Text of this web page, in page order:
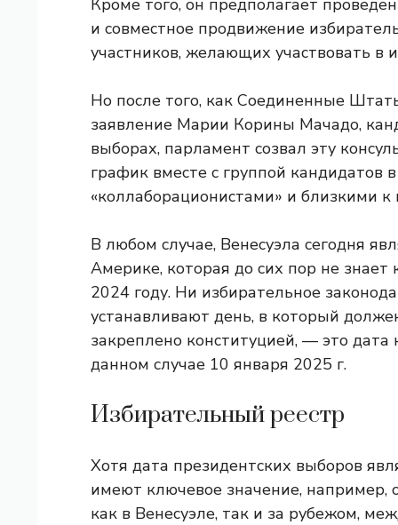
Кроме того, он предполагает
и совместное продвижение
участников, желающих участвовать в
Но после того, как Соединенные
заявление Марии Корины Мачадо,
выборах, парламент созвал эту
график вместе с группой кандидатов
«коллаборационистами» и близкими к
В любом случае, Венесуэла сегодня
Америке, которая до сих пор не
2024 году. Ни избирательное
устанавливают день, в который
закреплено конституцией, — это
данном случае 10 января 2025 г.
Избирательный реестр
Хотя дата президентских выборов
имеют ключевое значение, например,
как в Венесуэле, так и за рубежом,